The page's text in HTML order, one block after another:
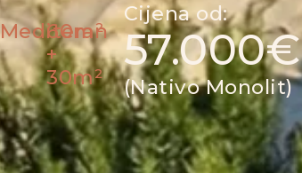
Mediteran
60m²
+
30m²
Cijena od:
57.000€
(Nativo Monolit)